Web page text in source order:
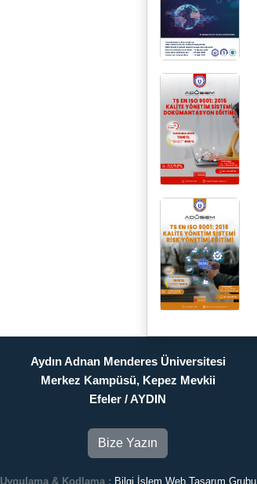
Aydın Adnan Menderes Üniversitesi
Merkez Kampüsü, Kepez Mevkii
Efeler / AYDIN
Bize Yazın
Uygulama & Kodlama : Bilgi İşlem Web Tasarım Grubu